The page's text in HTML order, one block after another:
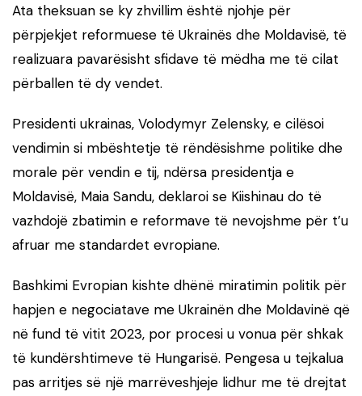
Ata theksuan se ky zhvillim është njohje për
përpjekjet reformuese të Ukrainës dhe Moldavisë, të
realizuara pavarësisht sfidave të mëdha me të cilat
përballen të dy vendet.
Presidenti ukrainas, Volodymyr Zelensky, e cilësoi
vendimin si mbështetje të rëndësishme politike dhe
morale për vendin e tij, ndërsa presidentja e
Moldavisë, Maia Sandu, deklaroi se Kiishinau do të
vazhdojë zbatimin e reformave të nevojshme për t’u
afruar me standardet evropiane.
Bashkimi Evropian kishte dhënë miratimin politik për
hapjen e negociatave me Ukrainën dhe Moldavinë që
në fund të vitit 2023, por procesi u vonua për shkak
të kundërshtimeve të Hungarisë. Pengesa u tejkalua
pas arritjes së një marrëveshjeje lidhur me të drejtat